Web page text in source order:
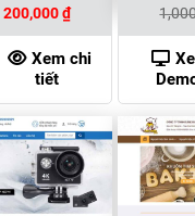
Giá
là:
1,000,000 ₫.
200,000₫Giá
hiện
tại
là:
200,000 ₫.
Xem chi
tiết